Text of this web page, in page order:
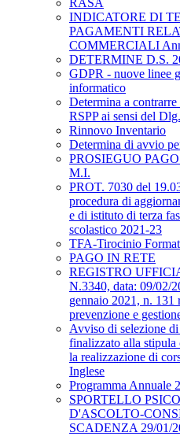
RASA
INDICATORE DI
PAGAMENTI
COMMERCIALI
DETERMINE D.S.
GDPR - nuove linee
informatico
Determina a
RSPP ai sensi del
Rinnovo Inventario
Determina di avvio
PROSIEGUO
M.I.
PROT. 7030 del
procedura di
e di istituto di terza
scolastico 2021-23
TFA-Tirocinio
PAGO IN RETE
REGISTRO
N.3340, data: 09/02/
gennaio 2021, n. 131
prevenzione e
Avviso di selezione
finalizzato alla stipula
la realizzazione di
Inglese
Programma Annuale
SPORTELLO
D'ASCOLTO-
SCADENZA 29/01/